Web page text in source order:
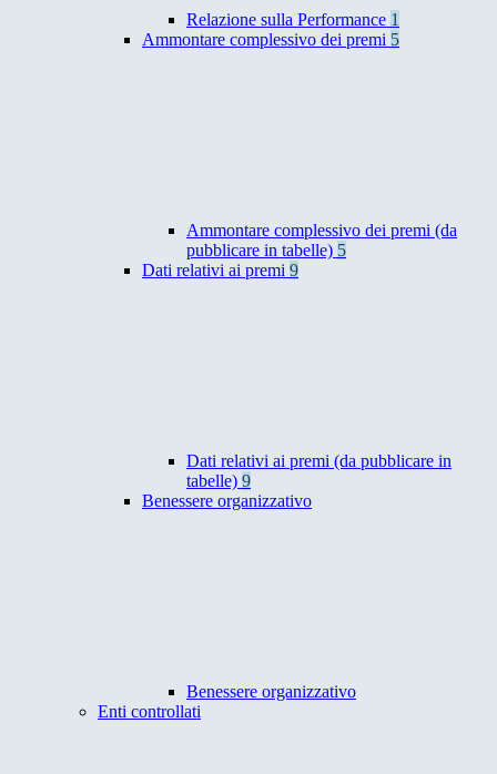
Relazione sulla Performance 1
Ammontare complessivo dei premi 5
Ammontare complessivo dei premi (da
pubblicare in tabelle) 5
Dati relativi ai premi 9
Dati relativi ai premi (da pubblicare in
tabelle) 9
Benessere organizzativo
Benessere organizzativo
Enti controllati